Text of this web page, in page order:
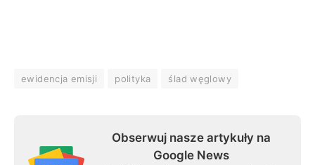
ewidencja emisji polityka ślad węglowy
Obserwuj nasze artykuły na
Google News